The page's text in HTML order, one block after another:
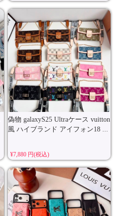
偽物 galaxyS25 Ultraケース vuitton
風 ハイブランド アイフォン18 ...
¥7,880 円(税込)